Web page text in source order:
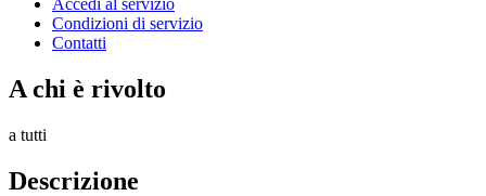
Condizioni di servizio
Contatti
A chi è rivolto
a tutti
Descrizione